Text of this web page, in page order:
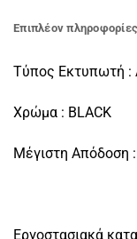
Επιπλέον πληροφορίες
Τύπος Εκτυπωτή :
Χρώμα : BLACK
Μέγιστη Απόδοση
Εργοστασιακά